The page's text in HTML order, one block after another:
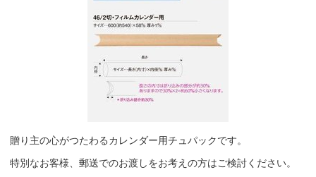
贈り主の心がつたわるカレンダー用チュパックです。
特別なお客様、郵送でのお渡しをお考えの方はご検討ください。